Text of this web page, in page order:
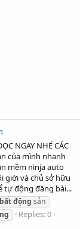
NGAY NHÉ CÁC
của mình nhanh
mềm ninja auto
giới và chủ sở hữu
tự động đăng bài...
bấtđộng sản
Replies: 0